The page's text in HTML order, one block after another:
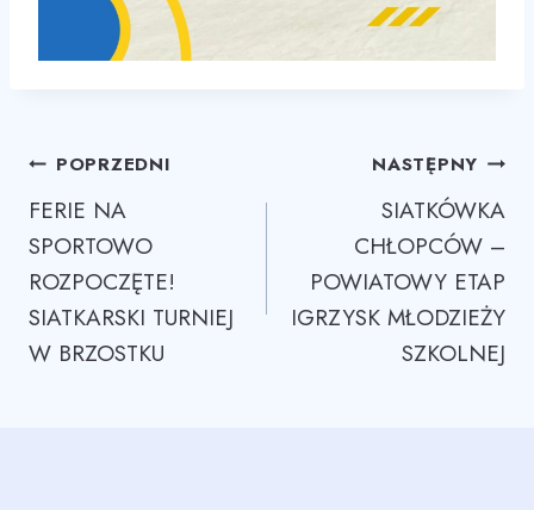
Nawigacja
wpisu
POPRZEDNI
FERIE NA
SPORTOWO
ROZPOCZĘTE!
SIATKARSKI TURNIEJ
W BRZOSTKU
NASTĘPNY
SIATKÓWKA
CHŁOPCÓW –
POWIATOWY ETAP
IGRZYSK MŁODZIEŻY
SZKOLNEJ